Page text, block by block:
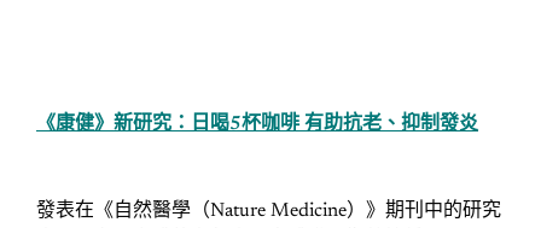
《康健》新研究：日喝5杯咖啡 有助抗老、抑制發炎
發表在《自然醫學（Nature Medicine）》期刊中的研究